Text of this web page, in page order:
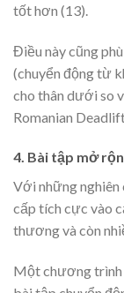
tốt hơn (13).
Điều này cũng
(chuyển động từ
cho thân dưới so
Romanian
4. Bài tập mở
Với những
cấp tích cực vào
thương và còn
Một chương trình